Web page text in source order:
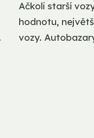
Ačkoli starší
hodnotu,
vozy.